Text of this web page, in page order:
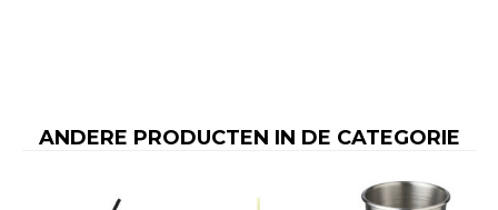
ANDERE PRODUCTEN IN DE CATEGORIE